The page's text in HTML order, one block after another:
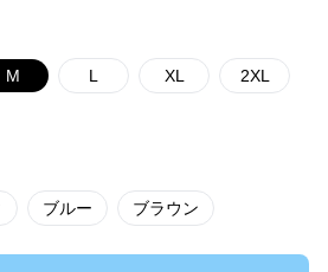
M L XL 2XL
ブルー ブラウン